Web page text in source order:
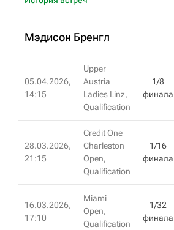
Мэдисон Бренгл
05.04.2026,
14:15
Upper
Austria
Ladies Linz,
Qualification
1/8
финала
28.03.2026,
21:15
Credit One
Charleston
Open,
Qualification
1/16
финала
16.03.2026,
17:10
Miami
Open,
Qualification
1/32
финала